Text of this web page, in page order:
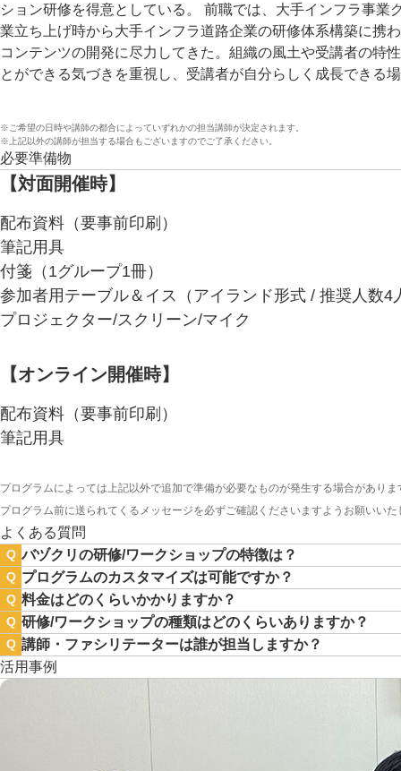
ション研修を得意としている。 前職では、大手インフラ事
業立ち上げ時から大手インフラ道路企業の研修体系構築に携
コンテンツの開発に尽力してきた。組織の風土や受講者の特
とができる気づきを重視し、受講者が自分らしく成長できる
※ご希望の日時や講師の都合によっていずれかの担当講師が決定されます。
※上記以外の講師が担当する場合もございますのでご了承ください。
必要準備物
【対面開催時】
配布資料（要事前印刷）
筆記用具
付箋（1グループ1冊）
参加者用テーブル＆イス（アイランド形式 / 推奨人数4
プロジェクター/スクリーン/マイク
【オンライン開催時】
配布資料（要事前印刷）
筆記用具
プログラムによっては上記以外で追加で準備が必要なものが発生する場合がありま
プログラム前に送られてくるメッセージを必ずご確認くださいますようお願いいた
よくある質問
Q バヅクリの研修/ワークショップの特徴は？
Q プログラムのカスタマイズは可能ですか？
Q 料金はどのくらいかかりますか？
Q 研修/ワークショップの種類はどのくらいありますか？
Q 講師・ファシリテーターは誰が担当しますか？
活用事例